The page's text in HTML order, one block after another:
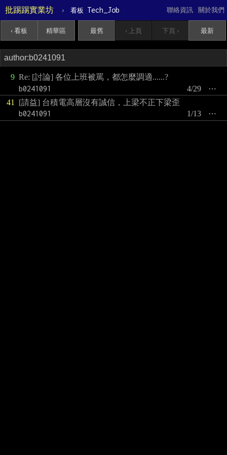
批踢踢實業坊 › 看板 Tech_Job 關於我們
聯絡資訊
‹ 看板 精華區 最舊 ‹ 上頁 下頁 › 最新
9 Re: [討論] 各位上班被罵，都怎麼調適......?
b0241091
⋯
4/29
41
[請益] 台積電高層沒有誠信，上梁不正下梁歪
b0241091
⋯
1/13